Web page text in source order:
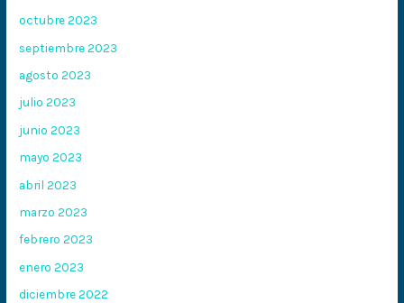
octubre 2023
septiembre 2023
agosto 2023
julio 2023
junio 2023
mayo 2023
abril 2023
marzo 2023
febrero 2023
enero 2023
diciembre 2022